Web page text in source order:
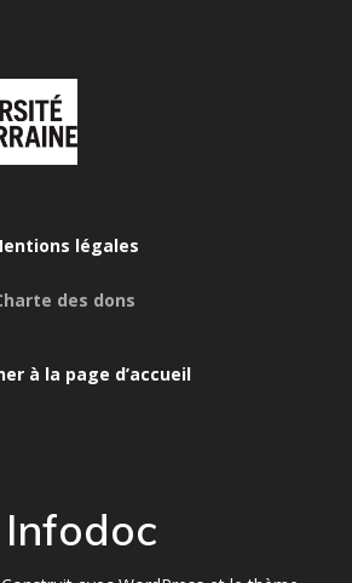
légales
des dons
à la page d’accueil
Infodoc